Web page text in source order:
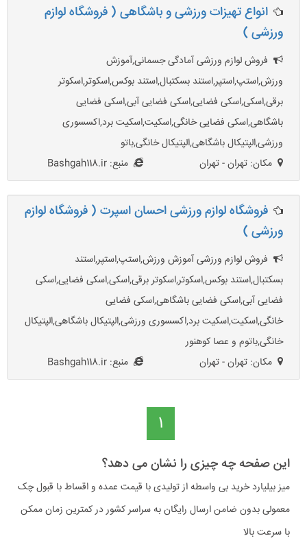
انواع تهیزات ورزشی و باشگاهی ( فروشگاه لوازم
ورزشی )
فروش لوازم ورزشی آمادگی جسمانی,آموزش
ورزش,استپ,استپر,استند بسکتبال,استند بوکس,اسکوتر,اسکوتر
برقی,اسکی,اسکی فضایی,اسکی فضایی آبی,اسکی فضایی
باشگاهی,اسکی فضایی خانگی,اسکیت,اسکیت برد,اکسسوری
ورزشی,الپتیکال باشگاهی,الپتیکال خانگی,باتو
مکان: تهران - تهران
منبع: Bashgah118.ir
فروشگاه لوازم ورزشی احسان اسپرت ( فروشگاه لوازم
ورزشی )
فروش لوازم ورزشی آموزش ورزش,استپ,استپر,استند
بسکتبال,استند بوکس,اسکوتر,اسکوتر برقی,اسکی,اسکی فضایی,اسکی
فضایی آبی,اسکی فضایی باشگاهی,اسکی فضایی
خانگی,اسکیت,اسکیت برد,اکسسوری ورزشی,الپتیکال باشگاهی,الپتیکال
خانگی,باتوم و عصا کوهنور
مکان: تهران - تهران
منبع: Bashgah118.ir
1
این صفحه چه چیزی را نشان می دهد؟
میز بیلیارد خرید بی واسطه از تولیدی با قیمت عمده و اقساط با قبول چک
معمولی بدون ضامن ارسال رایگان به سراسر کشور در کمترین زمان ممکن
با سرعت بالا